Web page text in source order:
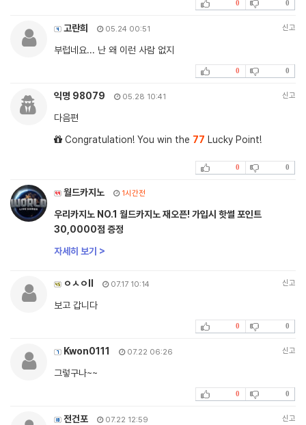
0 0
고란희 05.24 00:51 신고
부럽네요... 난 왜 이런 사람 없지
0 0
익명 98079 05.28 10:41 신고
다음편
Congratulation! You win the 77 Lucky Point!
0 0
월드카지노 1시간전
우리카지노 NO.1 월드카지노 재오픈! 가입시 핫썰 포인트
30,0000점 증정
자세히 보기 >
ㅇㅅㅇll 07.17 10:14 신고
보고 갑니다
0 0
Kwon0111 07.22 06:26 신고
그렇구나~~
0 0
전건포 07.22 12:59 신고